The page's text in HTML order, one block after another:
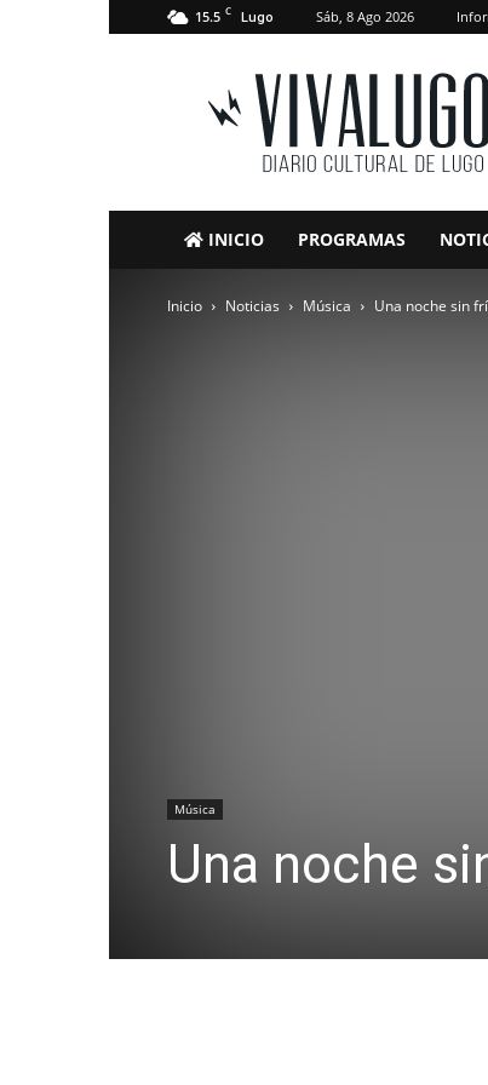
15.5 C Lugo Sáb, 8 Ago 2026
VivaLugo
INICIO PROGRAMAS
Inicio Noticias Música Una noche sin
Música
Una noche